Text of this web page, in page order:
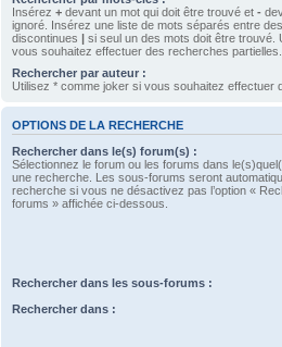
Insérez + devant un mot qui doit être trouvé et -
ignoré. Insérez une liste de mots séparés entre
discontinues | si seul un des mots doit être trouvé.
vous souhaitez effectuer des recherches partielles.
Rechercher par auteur :
Utilisez * comme joker si vous souhaitez effectuer
OPTIONS DE LA RECHERCHE
Rechercher dans le(s) forum(s) :
Sélectionnez le forum ou les forums dans
une recherche. Les sous-forums seront
recherche si vous ne désactivez pas l’option «
forums » affichée ci-dessous.
Rechercher dans les sous-forums :
Rechercher dans :